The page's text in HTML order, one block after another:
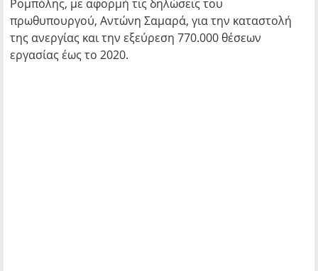
Ρομπόλης, με αφορμή τις δηλώσεις του
πρωθυπουργού, Αντώνη Σαμαρά, για την καταστολή
της ανεργίας και την εξεύρεση 770.000 θέσεων
εργασίας έως το 2020.